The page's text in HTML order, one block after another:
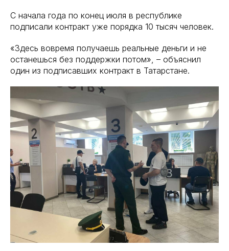
С начала года по конец июля в республике
подписали контракт уже порядка 10 тысяч человек.
«Здесь вовремя получаешь реальные деньги и не
останешься без поддержки потом», – объяснил
один из подписавших контракт в Татарстане.